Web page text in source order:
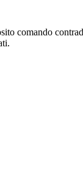
comando